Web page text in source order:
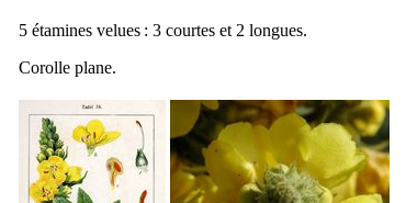
5 étamines velues : 3 courtes et 2 longues.
Corolle plane.